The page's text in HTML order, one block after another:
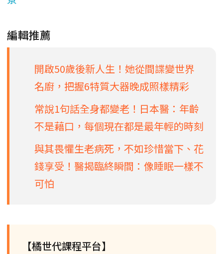
編輯推薦
開啟50歲後新人生！她從間諜變世界
名廚，把握6特質大器晚成照樣精彩
常說1句話全身都變老！日本醫：年齡
不是藉口，每個現在都是最年輕的時刻
與其畏懼生老病死，不如珍惜當下、花
錢享受！醫揭臨終瞬間：像睡眠一樣不
可怕
【橘世代課程平台】